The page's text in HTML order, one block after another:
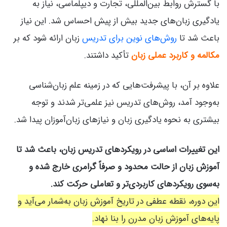
با گسترش روابط بین‌المللی، تجارت و دیپلماسی، نیاز به
یادگیری زبان‌های جدید بیش از پیش احساس شد. این نیاز
باعث شد تا روش‌های نوین برای تدریس زبان ارائه شود که بر
مکالمه و کاربرد عملی زبانتأکید داشتند.
علاوه بر آن، با پیشرفت‌هایی که در زمینه علم زبان‌شناسی
به‌وجود آمد، روش‌های تدریس نیز علمی‌تر شدند و توجه
بیشتری به نحوه یادگیری زبان و نیازهای زبان‌آموزان پیدا شد.
این تغییرات اساسی در رویکردهای تدریس زبان، باعث شد تا
آموزش زبان از حالت محدود و صرفاً گرامری خارج شده و
به‌سوی رویکردهای کاربردی‌تر و تعاملی حرکت کند.
این دوره، نقطه عطفی در تاریخ آموزش زبان به‌شمار می‌آید و
پایه‌های آموزش زبان مدرن را بنا نهاد.